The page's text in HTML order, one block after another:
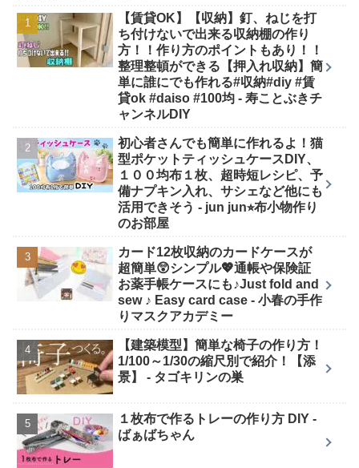
【賃貸OK】【収納】釘、ねじを打
ち付けないで出来る収納棚の作り
方！！作り方のポイントもあり！！
整理整頓ができる【押入れ収納】簡
単に誰にでも作れる#収納#diy #賃
貸ok #daiso #100均 - 寿ことぶきチ
ャンネルDIY
初心者さんでも簡単に作れるよ！猫
型ポケットティッシュケースDIY、
１００均布１枚、超時短レシピ、予
備ナプキン入れ、サシェなど他にも
活用できそう - jun jun⭐︎布小物作り
のお部屋
カード12枚収納のカードケースが
超簡単😲シンプル💖通帳や保険証
お薬手帳ケースにも♪Just fold and
sew ♪ Easy card case - 小春の手作
りマスクアカデミー
【建築模型】簡単な椅子の作り方！
1/100～1/30の縮尺別で紹介！【添
景】 - タゴキリンの巣
１枚布で作るトレーの作り方 DIY -
ばぁばちゃん